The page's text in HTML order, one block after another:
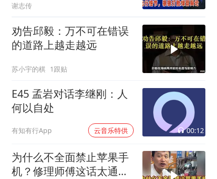
谢志传
劝告邱毅：万不可在错误
的道路上越走越远
苏小宇的棋 1跟贴
E45 孟岩对话李继刚：人
何以自处
有知有行App 云音乐特供 00:12
为什么不全面禁止苹果手
机？修理师傅这话太通透